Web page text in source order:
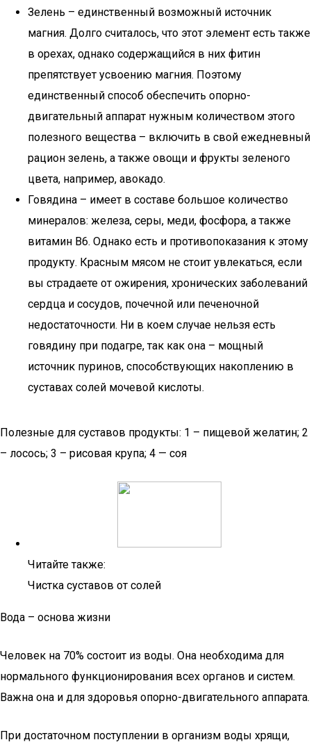
Зелень – единственный возможный источник
магния. Долго считалось, что этот элемент есть также
в орехах, однако содержащийся в них фитин
препятствует усвоению магния. Поэтому
единственный способ обеспечить опорно-
двигательный аппарат нужным количеством этого
полезного вещества – включить в свой ежедневный
рацион зелень, а также овощи и фрукты зеленого
цвета, например, авокадо.
Говядина – имеет в составе большое количество
минералов: железа, серы, меди, фосфора, а также
витамин В6. Однако есть и противопоказания к этому
продукту. Красным мясом не стоит увлекаться, если
вы страдаете от ожирения, хронических заболеваний
сердца и сосудов, почечной или печеночной
недостаточности. Ни в коем случае нельзя есть
говядину при подагре, так как она – мощный
источник пуринов, способствующих накоплению в
суставах солей мочевой кислоты.
Полезные для суставов продукты: 1 – пищевой желатин; 2
– лосось; 3 – рисовая крупа; 4 — соя
Читайте также:
Чистка суставов от солей
Вода – основа жизни
Человек на 70% состоит из воды. Она необходима для
нормального функционирования всех органов и систем.
Важна она и для здоровья опорно-двигательного аппарата.
При достаточном поступлении в организм воды хрящи,